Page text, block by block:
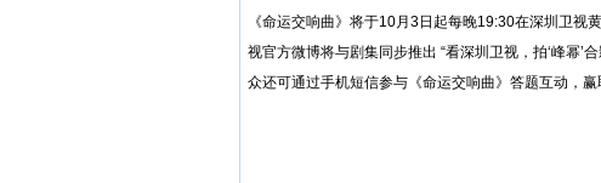
《命运交响曲》将于10月3日起每晚19:30在深圳卫
视官方微博将与剧集同步推出 “看深圳卫视，拍‘峰幂’
众还可通过手机短信参与《命运交响曲》答题互动，赢